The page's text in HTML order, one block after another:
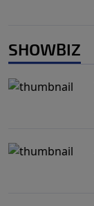
SHOWBIZ